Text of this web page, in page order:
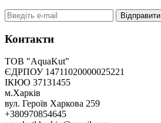
Відправити
Контакти
ТОВ "AquaKut"
ЄДРПОУ 14711020000025221
ІКЮО 37131455
м.Харків
вул. Героїв Харкова 259
+380970854645